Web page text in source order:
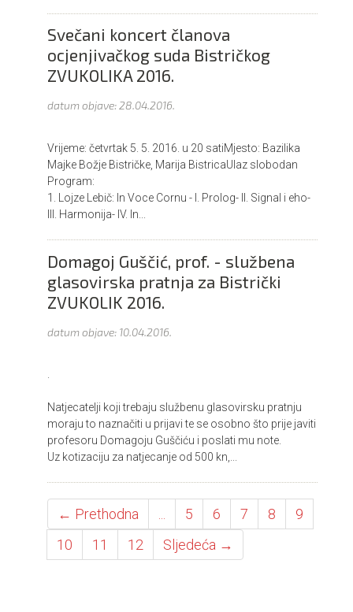
Svečani koncert članova
ocjenjivačkog suda Bistričkog
ZVUKOLIKA 2016.
datum objave: 28.04.2016.
Vrijeme: četvrtak 5. 5. 2016. u 20 satiMjesto: Bazilika
Majke Božje Bistričke, Marija BistricaUlaz slobodan
Program:
1. Lojze Lebič: In Voce Cornu - I. Prolog- II. Signal i eho-
III. Harmonija- IV. In...
Domagoj Guščić, prof. - službena
glasovirska pratnja za Bistrički
ZVUKOLIK 2016.
datum objave: 10.04.2016.
Natjecatelji koji trebaju službenu glasovirsku pratnju
moraju to naznačiti u prijavi te se osobno što prije javiti
profesoru Domagoju Guščiću i poslati mu note.
Uz kotizaciju za natjecanje od 500 kn,...
← Prethodna 5 6 7 8
9
10
11 12 Sljedeća →